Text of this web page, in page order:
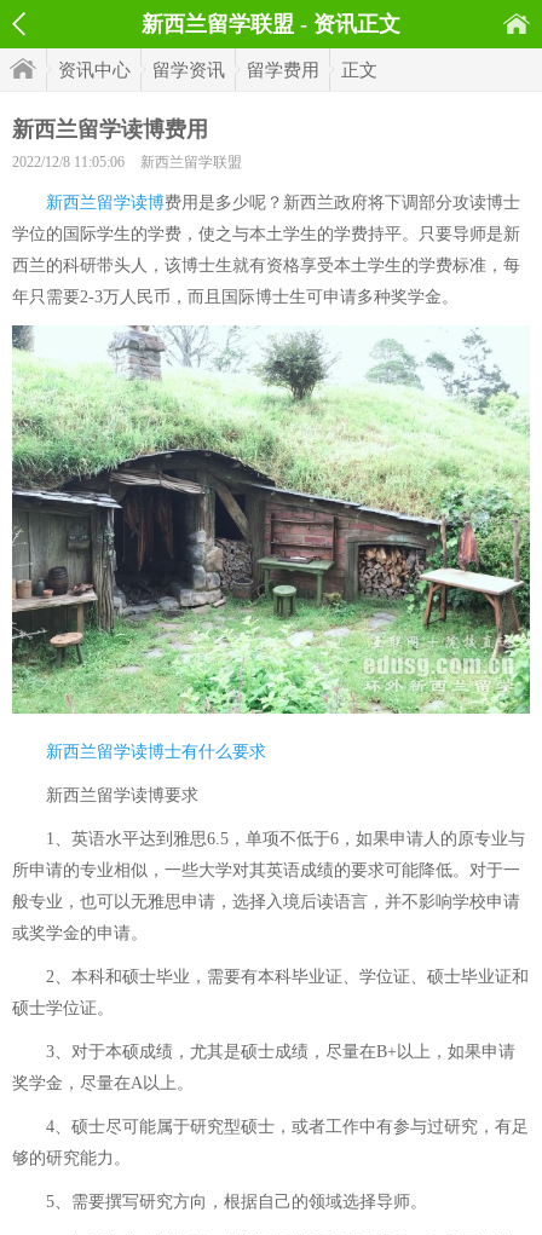
新西兰留学联盟 - 资讯正文
资讯中心 留学资讯 留学费用 正文
新西兰留学读博费用
2022/12/8 11:05:06 新西兰留学联盟
新西兰留学读博费用是多少呢？新西兰政府将下调部分攻读博士
学位的国际学生的学费，使之与本土学生的学费持平。只要导师是新
西兰的科研带头人，该博士生就有资格享受本土学生的学费标准，每
年只需要2-3万人民币，而且国际博士生可申请多种奖学金。
新西兰留学读博士有什么要求
新西兰留学读博要求
1、英语水平达到雅思6.5，单项不低于6，如果申请人的原专业与
所申请的专业相似，一些大学对其英语成绩的要求可能降低。对于一
般专业，也可以无雅思申请，选择入境后读语言，并不影响学校申请
或奖学金的申请。
2、本科和硕士毕业，需要有本科毕业证、学位证、硕士毕业证和
硕士学位证。
3、对于本硕成绩，尤其是硕士成绩，尽量在B+以上，如果申请
奖学金，尽量在A以上。
4、硕士尽可能属于研究型硕士，或者工作中有参与过研究，有足
够的研究能力。
5、需要撰写研究方向，根据自己的领域选择导师。